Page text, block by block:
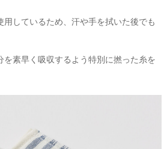
用しているため、汗や手を拭いた後でも
を素早く吸収するよう特別に撚った糸を